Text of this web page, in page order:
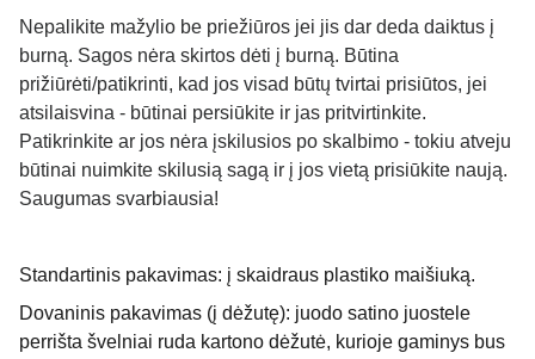
Nepalikite mažylio be priežiūros jei jis dar deda daiktus į
burną. Sagos nėra skirtos dėti į burną. Būtina
prižiūrėti/patikrinti, kad jos visad būtų tvirtai prisiūtos, jei
atsilaisvina - būtinai persiūkite ir jas pritvirtinkite.
Patikrinkite ar jos nėra įskilusios po skalbimo - tokiu atveju
būtinai nuimkite skilusią sagą ir į jos vietą prisiūkite naują.
Saugumas svarbiausia!
Standartinis pakavimas: į skaidraus plastiko maišiuką.
Dovaninis pakavimas (į dėžutę): juodo satino juostele
perrišta švelniai ruda kartono dėžutė, kurioje gaminys bus